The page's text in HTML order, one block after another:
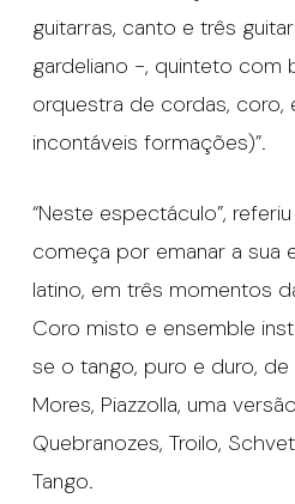
guitarras, canto e três
gardeliano -, quinteto com
orquestra de cordas, coro,
incontáveis formações)”.
“Neste espectáculo”,
começa por emanar a sua
latino, em três momentos
Coro misto e ensemble
se o tango, puro e duro, de
Mores, Piazzolla, uma
Quebranozes, Troilo,
Tango.